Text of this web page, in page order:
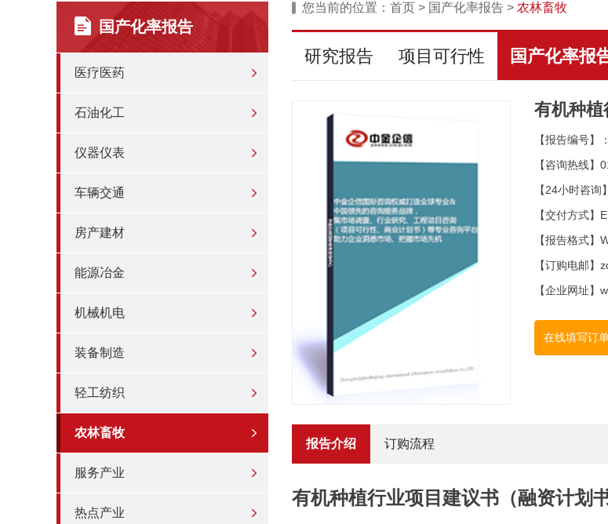
国产化率报告
医疗医药
石油化工
仪器仪表
车辆交通
房产建材
能源冶金
机械机电
装备制造
轻工纺织
农林畜牧
服务产业
热点产业
您当前的位置： 首页 > 国产化率报告 > 农林畜牧
研究报告 项目可行性 国产化率报
有机种植
【报告编号】
【咨询热线
【24小时咨
【交付方式】
【报告格式】
【订购电邮】
【企业网址
在线填写订
报告介绍 订购流程
有机种植行业项目建议书（融资计划